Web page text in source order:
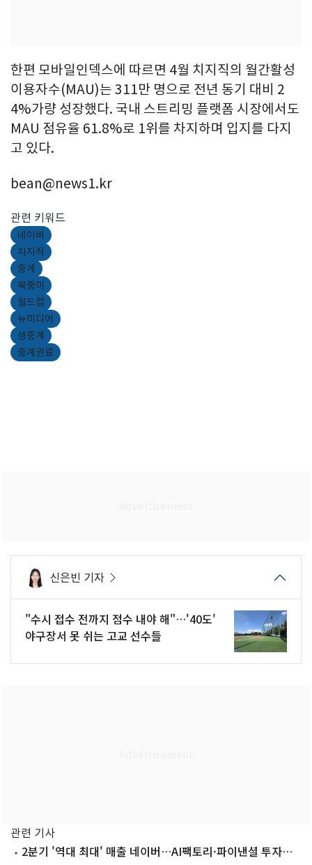
한편 모바일인덱스에 따르면 4월 치지직의 월간활성
이용자수(MAU)는 311만 명으로 전년 동기 대비 2
4%가량 성장했다. 국내 스트리밍 플랫폼 시장에서도
MAU 점유율 61.8%로 1위를 차지하며 입지를 다지
고 있다.
bean@news1.kr
관련 키워드
네이버
치지직
중계
북중미
월드컵
뉴미디어
생중계
중계권료
신은빈 기자
"수시 접수 전까지 점수 내야 해"…'40도'
야구장서 못 쉬는 고교 선수들
관련 기사
2분기 '역대 최대' 매출 네이버…AI팩토리·파이낸셜 투자도